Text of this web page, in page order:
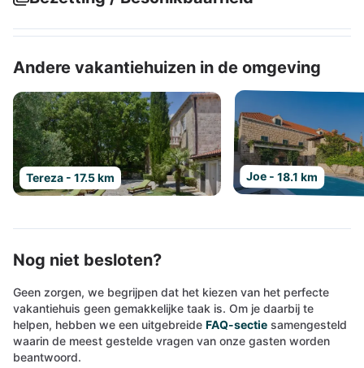
Andere vakantiehuizen in de omgeving
Tereza - 17.5 km Joe - 18.1 km
Nog niet besloten?
Geen zorgen, we begrijpen dat het kiezen van het perfecte
vakantiehuis geen gemakkelijke taak is. Om je daarbij te
helpen, hebben we een uitgebreide FAQ-sectie samengesteld
waarin de meest gestelde vragen van onze gasten worden
beantwoord.